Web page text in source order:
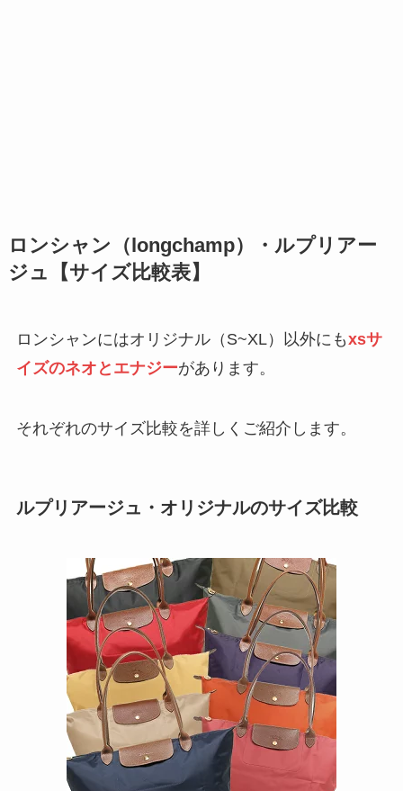
ロンシャン（longchamp）・ルプリアー
ジュ【サイズ比較表】
ロンシャンにはオリジナル（S~XL）以外にもxsサ
イズのネオとエナジーがあります。
それぞれのサイズ比較を詳しくご紹介します。
ルプリアージュ・オリジナルのサイズ比較